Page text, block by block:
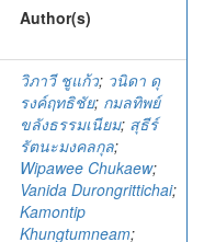
Author(s)
วิภาวี ชูแก้ว; วนิดา ดุ
รงค์ฤทธิชัย; กมลทิพย์
ขลังธรรมเนียม; สุธีร์
รัตนะมงคลกุล;
Wipawee Chukaew;
Vanida Durongrittichai;
Kamontip
Khungtumneam;